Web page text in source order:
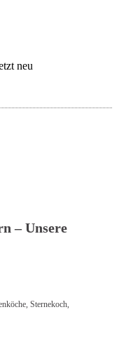
– Unsere
, Sternekoch,